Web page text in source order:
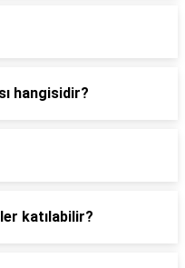
hangisidir?
katılabilir?